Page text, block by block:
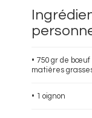
• 750 gr de
matières
• 1 oignon